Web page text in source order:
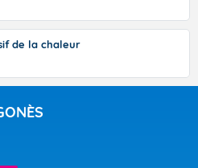
de la chaleur